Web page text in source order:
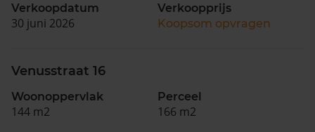
Verkoopdatum
30 juni 2026
Verkoopprijs
Koopsom opvragen
Venusstraat 16
Woonoppervlak
144 m2
Perceel
166 m2